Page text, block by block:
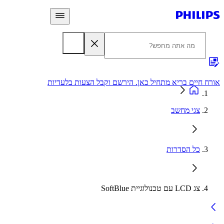
חיים בריא מתחיל כאן. הירשם וקבל הצעות בלעדיות
צגי מחשב
כל הסדרות
צג LCD עם טכנולוגיית SoftBlue